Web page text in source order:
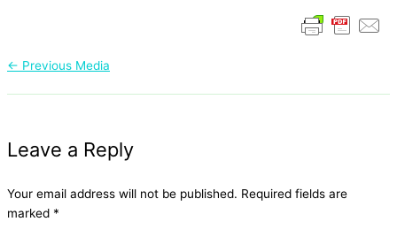
← Previous Media
Leave a Reply
Your email address will not be published. Required fields are
marked *